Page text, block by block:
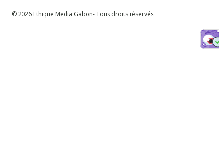
© 2026 Ethique Media Gabon- Tous droits réservés.